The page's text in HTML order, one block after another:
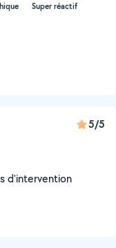
Super réactif
5/5
d'intervention